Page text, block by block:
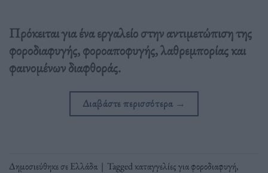
Πρόκειται για ένα εργαλείο στην αντιμετώπιση της
φοροδιαφυγής, φοροαποφυγής, λαθρεμπορίας και
φαινομένων διαφθοράς.
Διαβάστε περισσότερα →
Δημοσιεύθηκε σεΕλλάδα | Taggedκαταγγελίες για φοροδιαφυγή,